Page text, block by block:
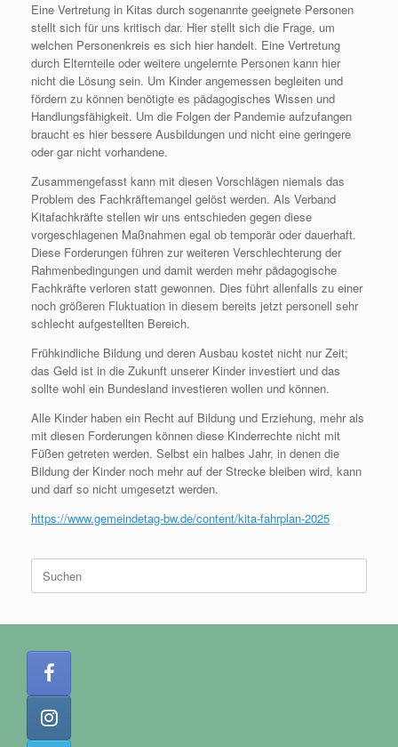
Eine Vertretung in Kitas durch sogenannte geeignete Personen
stellt sich für uns kritisch dar. Hier stellt sich die Frage, um
welchen Personenkreis es sich hier handelt. Eine Vertretung
durch Elternteile oder weitere ungelernte Personen kann hier
nicht die Lösung sein. Um Kinder angemessen begleiten und
fördern zu können benötigte es pädagogisches Wissen und
Handlungsfähigkeit. Um die Folgen der Pandemie aufzufangen
braucht es hier bessere Ausbildungen und nicht eine geringere
oder gar nicht vorhandene.
Zusammengefasst kann mit diesen Vorschlägen niemals das
Problem des Fachkräftemangel gelöst werden. Als Verband
Kitafachkräfte stellen wir uns entschieden gegen diese
vorgeschlagenen Maßnahmen egal ob temporär oder dauerhaft.
Diese Forderungen führen zur weiteren Verschlechterung der
Rahmenbedingungen und damit werden mehr pädagogische
Fachkräfte verloren statt gewonnen. Dies führt allenfalls zu einer
noch größeren Fluktuation in diesem bereits jetzt personell sehr
schlecht aufgestellten Bereich.
Frühkindliche Bildung und deren Ausbau kostet nicht nur Zeit;
das Geld ist in die Zukunft unserer Kinder investiert und das
sollte wohl ein Bundesland investieren wollen und können.
Alle Kinder haben ein Recht auf Bildung und Erziehung, mehr als
mit diesen Forderungen können diese Kinderrechte nicht mit
Füßen getreten werden. Selbst ein halbes Jahr, in denen die
Bildung der Kinder noch mehr auf der Strecke bleiben wird, kann
und darf so nicht umgesetzt werden.
https://www.gemeindetag-bw.de/content/kita-fahrplan-2025
nach: